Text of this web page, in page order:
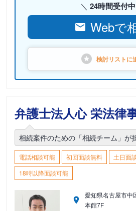
24時間受付中
Webで
検討リストに
弁護士法人心 栄法律
相続案件のための「相続チーム」が
電話相談可能 初回面談無料
土日面
18時以降面談可能
愛知県名古屋市中
本館7F